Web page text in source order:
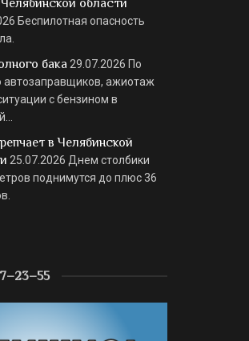
области
Беспилотная опасность
бака 29.07.2026 По
ажиотаж
с бензином в
в Челябинской
25.07.2026 Днем столбики
поднимутся до плюс 36